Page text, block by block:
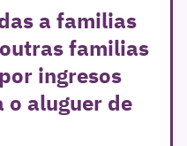
a familias
familias
ingresos
aluguer de